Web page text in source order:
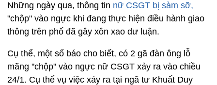
Những ngày qua, thông tin nữ CSGT bị sàm sỡ,
"chộp" vào ngực khi đang thực hiện điều hành giao
thông trên phố đã gây xôn xao dư luận.
Cụ thể, một số báo cho biết, có 2 gã đàn ông lỗ
mãng "chộp" vào ngực nữ CSGT xảy ra vào chiều
24/1. Cụ thể vụ việc xảy ra tại ngã tư Khuất Duy